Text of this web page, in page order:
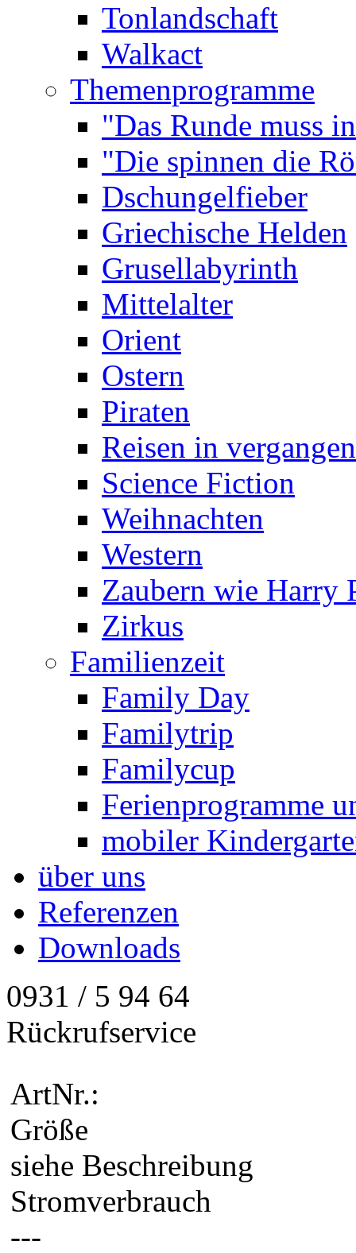
Tonlandschaft
Walkact
Themenprogramme
"Das Runde muss
"Die spinnen die
Dschungelfieber
Griechische Helden
Grusellabyrinth
Mittelalter
Orient
Ostern
Piraten
Reisen in
Science Fiction
Weihnachten
Western
Zaubern wie Harry
Zirkus
Familienzeit
Family Day
Familytrip
Familycup
Ferienprogramme
mobiler
über uns
Referenzen
Downloads
0931 / 5 94 64
Rückrufservice
ArtNr.:
Größe
siehe Beschreibung
Stromverbrauch
---